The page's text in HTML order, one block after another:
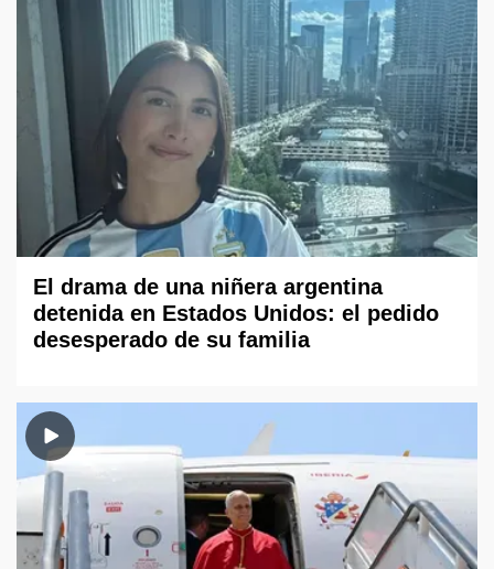
El drama de una niñera argentina
detenida en Estados Unidos: el pedido
desesperado de su familia